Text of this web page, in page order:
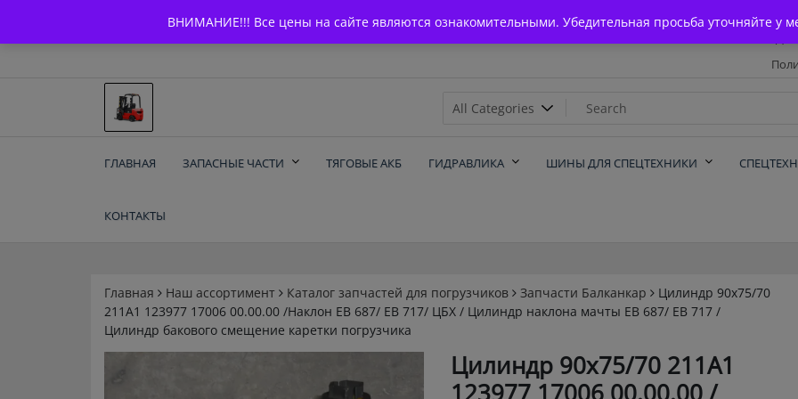
ВНИМАНИЕ!!! Все цены на сайте являются ознакомительными. Убедительная просьба уточняйте у
content
Запчасти для вилочых
ГЛАВНАЯ ЗАПАСНЫЕ ЧАСТИ ТЯГОВЫЕ АКБ ГИДРАВЛИКА ШИНЫ ДЛЯ СПЕЦТЕХНИКИ
КОНТАКТЫ
Главная Наш ассортимент Каталог запчастей для погрузчиков Запчасти Балканкар
Цилиндр 90х75/70
211А1 123977 17006 00.00.00 /Наклон ЕВ 687/ ЕВ 717/ ЦБХ / Цилиндр наклона мачты ЕВ 687/ ЕВ 717 /
Цилиндр бакового смещение каретки погрузчика
Цилиндр 90х75/70 211А1